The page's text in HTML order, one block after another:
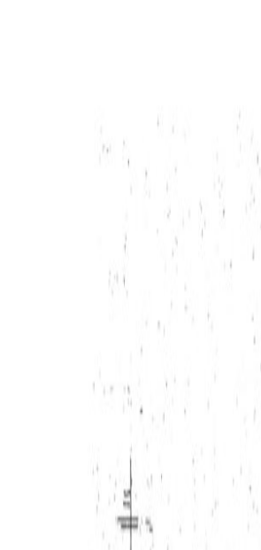
is gelegen aan de tuinzijde van de
de achtertuin. De woonkamer biedt
RVS afzuigkap, vaatwasser en een
twee slaapkamers. Beide zijn keurig
en daarnaast voorzien van een
biedt zeer veel handige bergruimte en is
tuin rondom. In de tuin vindt u een keur
en groene wijk “De Reit”;
winkels, sportvelden en
van bosgebied de “Oude Warande” en
richting Eindhoven, Den Bosch, of